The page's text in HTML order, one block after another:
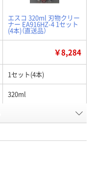
エスコ 320ml 刃物クリー
ナー EA916HZ-4 1セット
(4本)（直送品）
￥8,284
1セット(4本)
320ml